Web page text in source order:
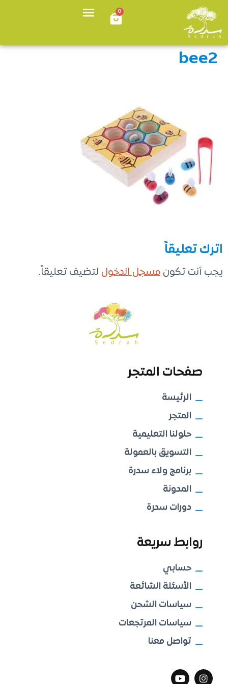
0
bee2
اترك تعليقاً
يجب أنت تكون مسجل الدخول لتضيف تعليقاً.
صفحات المتجر
الرئيسة
المتجر
حلولنا التعليمية
التسويق بالعمولة
برنامج ولاء سدرة
المدونة
دورات سدرة
روابط سريعة
حسابي
الأسئلة الشائعة
سياسات الشحن
سياسات المرتجعات
تواصل معنا